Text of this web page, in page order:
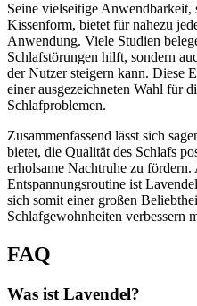
Seine vielseitige Anwendbarkeit,
Kissenform, bietet für nahezu
Anwendung. Viele Studien
Schlafstörungen hilft, sondern
der Nutzer steigern kann. Diese
einer ausgezeichneten Wahl für
Schlafproblemen.
Zusammenfassend lässt sich
bietet, die Qualität des Schlafs
erholsame Nachtruhe zu
Entspannungsroutine ist
sich somit einer großen
Schlafgewohnheiten verbessern
FAQ
Was ist Lavendel?